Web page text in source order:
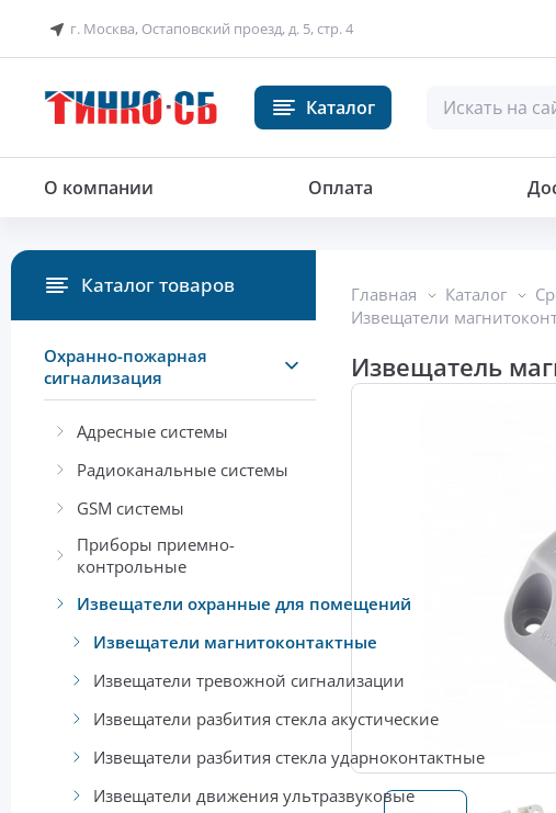
г. Москва, Остаповский проезд, д. 5, стр. 4
Каталог
О компании Оплата
Главная Каталог
Извещатели
Извещатель
Каталог товаров
Охранно-пожарная
сигнализация
Адресные системы
Радиоканальные системы
GSM системы
Приборы приемно-
контрольные
Извещатели охранные для помещений
Извещатели магнитоконтактные
Извещатели тревожной сигнализации
Извещатели разбития стекла акустические
Извещатели разбития стекла ударноконтактные
Извещатели движения ультразвуковые